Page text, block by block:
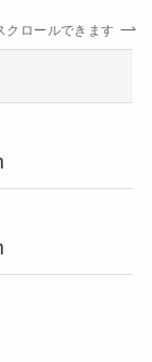
クロールできます